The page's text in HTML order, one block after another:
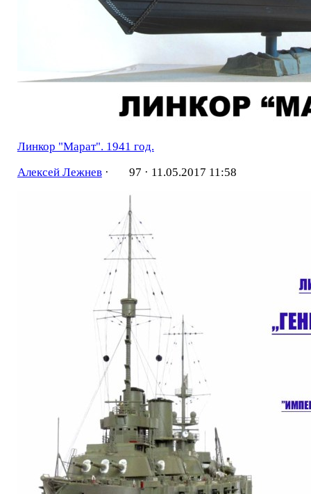
Линкор "Марат". 1941 год.
Алексей Лежнев· 97 · 11.05.2017 11:58